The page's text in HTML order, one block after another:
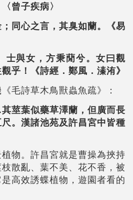
曾子疾病〉
同心之言，其臭如蘭。《易
士與女，方秉蕑兮。女曰觀
乎！《詩經．鄭風．溱洧》
毛詩草木鳥獸蟲魚疏》：
莖葉似藥草澤蘭，但廣而長
。漢諸池苑及許昌宮中皆種
物。許昌宮就是曹操為挾持
散亂、葉不美、花不香，被
高效誘蝶植物，遊園者看的